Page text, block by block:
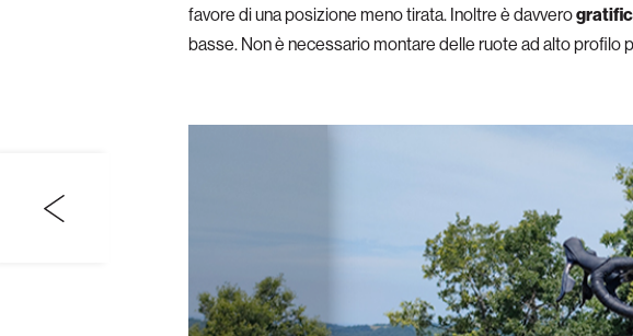
favore di una posizione meno tirata. Inoltre è davvero
basse. Non è necessario montare delle ruote ad alto profilo